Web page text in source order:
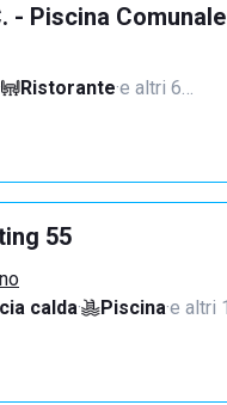
- Piscina
Ristorante·e altri 6…
55
calda· Piscina·e altri